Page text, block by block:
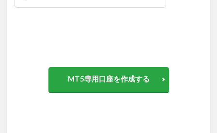
MT5専用口座を作成する